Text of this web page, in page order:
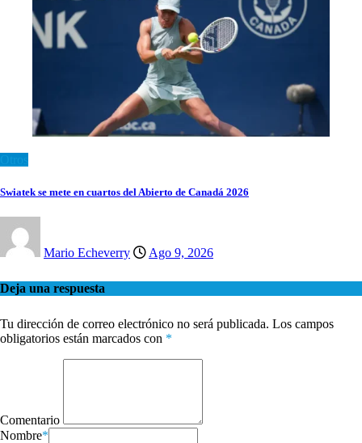
Swiatek se mete en cuartos del Abierto de Canadá 2026
Mario Echeverry Ago 9, 2026
Deja una respuesta
Tu dirección de correo electrónico no será publicada. Los campos
obligatorios están marcados con *
Comentario
Nombre*